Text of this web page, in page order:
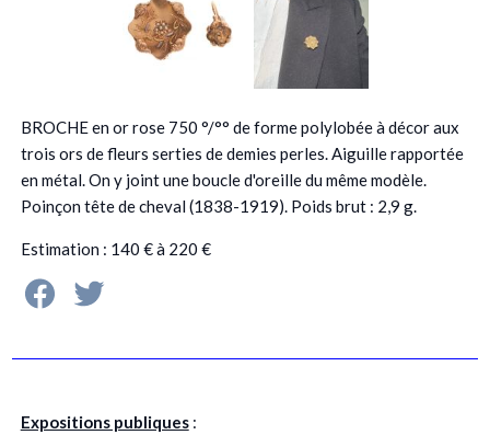
BROCHE en or rose 750 °/°° de forme polylobée à décor aux
trois ors de fleurs serties de demies perles. Aiguille rapportée
en métal. On y joint une boucle d'oreille du même modèle.
Poinçon tête de cheval (1838-1919). Poids brut : 2,9 g.
Estimation : 140 € à 220 €
Expositions publiques: